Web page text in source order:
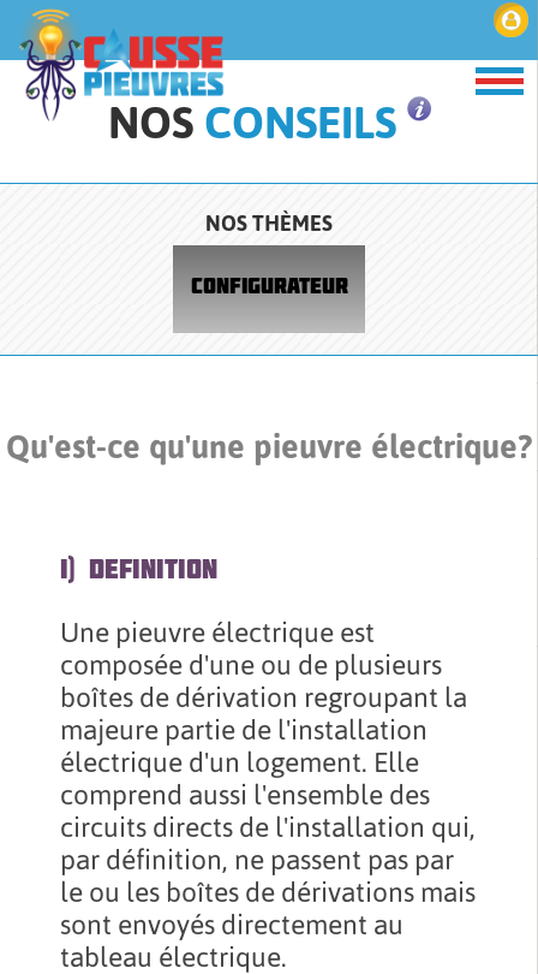
NOS CONSEILS
NOS THÈMES
CONFIGURATEUR
Qu'est-ce qu'une pieuvre électrique?
I) DEFINITION
Une pieuvre électrique est
composée d'une ou de plusieurs
boîtes de dérivation regroupant la
majeure partie de l'installation
électrique d'un logement. Elle
comprend aussi l'ensemble des
circuits directs de l'installation qui,
par définition, ne passent pas par
le ou les boîtes de dérivations mais
sont envoyés directement au
tableau électrique.